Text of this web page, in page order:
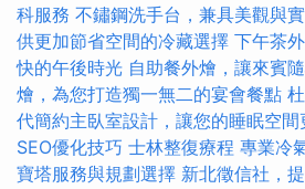
科服務 不鏽鋼洗手台，兼具美觀與
供更加節省空間的冷藏選擇 下午茶
快的午後時光 自助餐外燴，讓來賓
燴，為您打造獨一無二的宴會餐點
代簡約主臥室設計，讓您的睡眠空間
SEO優化技巧 士林整復療程 專業冷
寶塔服務與規劃選擇 新北徵信社，